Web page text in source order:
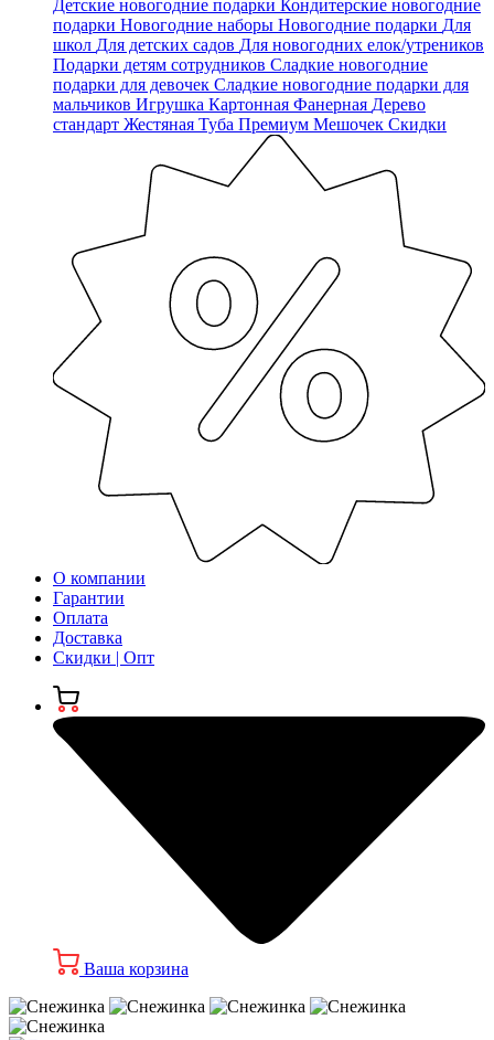
Детские новогодние подарки Кондитерские новогодние
подарки Новогодние наборы Новогодние подарки Для
школ Для детских садов Для новогодних елок/утреников
Подарки детям сотрудников Сладкие новогодние
подарки для девочек Сладкие новогодние подарки для
мальчиков Игрушка Картонная Фанерная Дерево
стандарт Жестяная Туба Премиум Мешочек Скидки
О компании
Гарантии
Оплата
Доставка
Скидки | Опт
Ваша корзина